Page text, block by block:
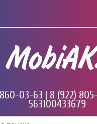
03-63 | 8 (922)
563100433679